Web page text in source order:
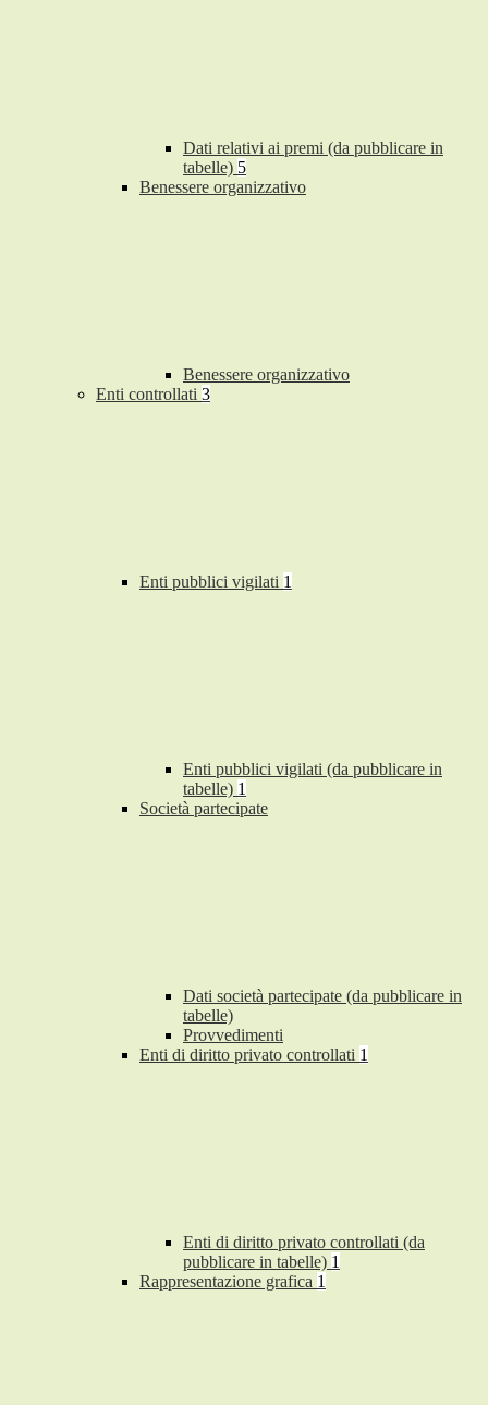
Dati relativi ai premi (da pubblicare in
tabelle) 5
Benessere organizzativo
Benessere organizzativo
Enti controllati 3
Enti pubblici vigilati 1
Enti pubblici vigilati (da pubblicare in
tabelle) 1
Società partecipate
Dati società partecipate (da pubblicare in
tabelle)
Provvedimenti
Enti di diritto privato controllati 1
Enti di diritto privato controllati (da
pubblicare in tabelle) 1
Rappresentazione grafica 1